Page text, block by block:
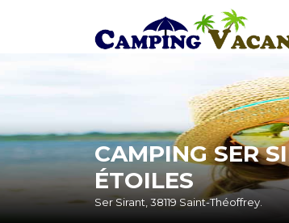
CAMPING SER
ÉTOILES
Ser Sirant, 38119 Saint-Théoffrey.